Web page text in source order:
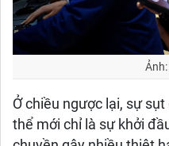
Ở chiều ngược lại, sự
thể mới chỉ là sự khởi